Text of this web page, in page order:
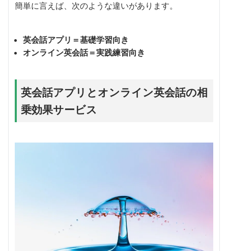
簡単に言えば、次のような違いがあります。
英会話アプリ＝基礎学習向き
オンライン英会話＝実践練習向き
英会話アプリとオンライン英会話の相
乗効果サービス